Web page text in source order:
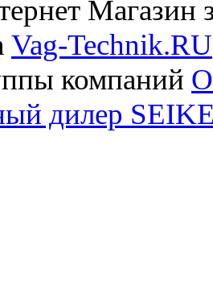
Магазин
Vag-Technik.RU
компаний
дилер